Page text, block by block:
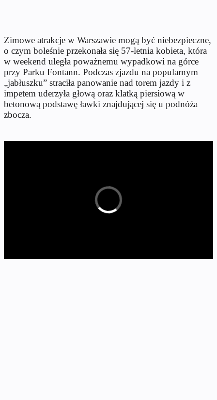
Zimowe atrakcje w Warszawie mogą być niebezpieczne,
o czym boleśnie przekonała się 57-letnia kobieta, która
w weekend uległa poważnemu wypadkowi na górce
przy Parku Fontann. Podczas zjazdu na popularnym
„jabłuszku” straciła panowanie nad torem jazdy i z
impetem uderzyła głową oraz klatką piersiową w
betonową podstawę ławki znajdującej się u podnóża
zbocza.